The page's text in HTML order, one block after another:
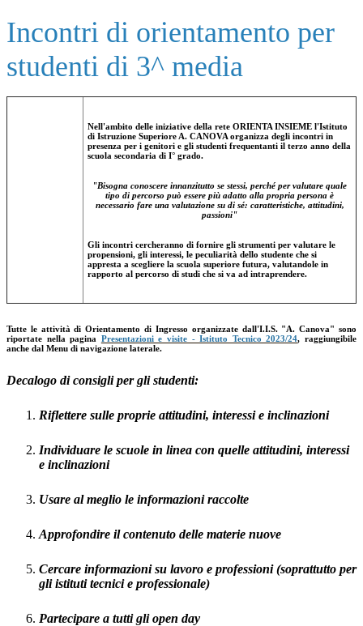
Incontri di orientamento per
studenti di 3^ media
Nell'ambito delle iniziative della rete ORIENTA INSIEME l'Istituto
di Istruzione Superiore A. CANOVA organizza degli incontri in
presenza per i genitori e gli studenti frequentanti il terzo anno della
scuola secondaria di I° grado.
"Bisogna conoscere innanzitutto se stessi, perché per valutare quale
tipo di percorso può essere più adatto alla propria persona è
necessario fare una valutazione su di sé: caratteristiche, attitudini,
passioni"
Gli incontri cercheranno di fornire gli strumenti per valutare le
propensioni, gli interessi, le peculiarità dello studente che si
appresta a scegliere la scuola superiore futura, valutandole in
rapporto al percorso di studi che si va ad intraprendere.
Tutte le attività di Orientamento di Ingresso organizzate dall'I.I.S. "A. Canova" sono
riportate nella pagina Presentazioni e visite - Istituto Tecnico 2023/24, raggiungibile
anche dal Menu di navigazione laterale.
Decalogo di consigli per gli studenti:
Riflettere sulle proprie attitudini, interessi e inclinazioni
Individuare le scuole in linea con quelle attitudini, interessi
e inclinazioni
Usare al meglio le informazioni raccolte
Approfondire il contenuto delle materie nuove
Cercare informazioni su lavoro e professioni (soprattutto per
gli istituti tecnici e professionale)
Partecipare a tutti gli open day